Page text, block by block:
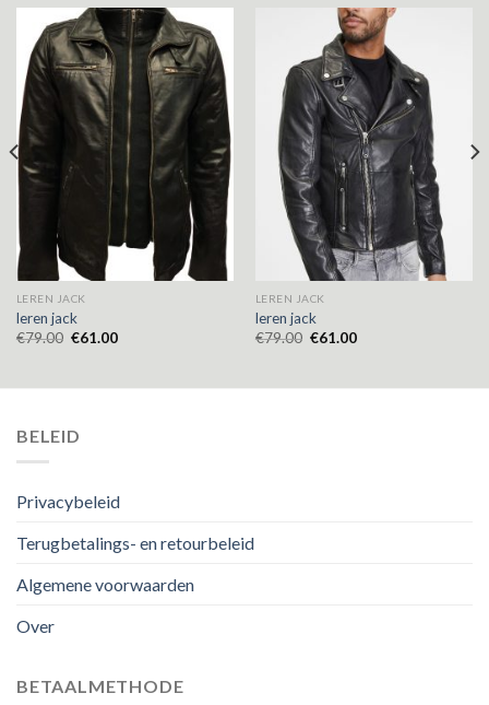
LEREN JACK
leren jack
€79.00 €61.00
LEREN JACK
leren jack
€79.00 €61.00
BELEID
Privacybeleid
Terugbetalings- en retourbeleid
Algemene voorwaarden
Over
BETAALMETHODE